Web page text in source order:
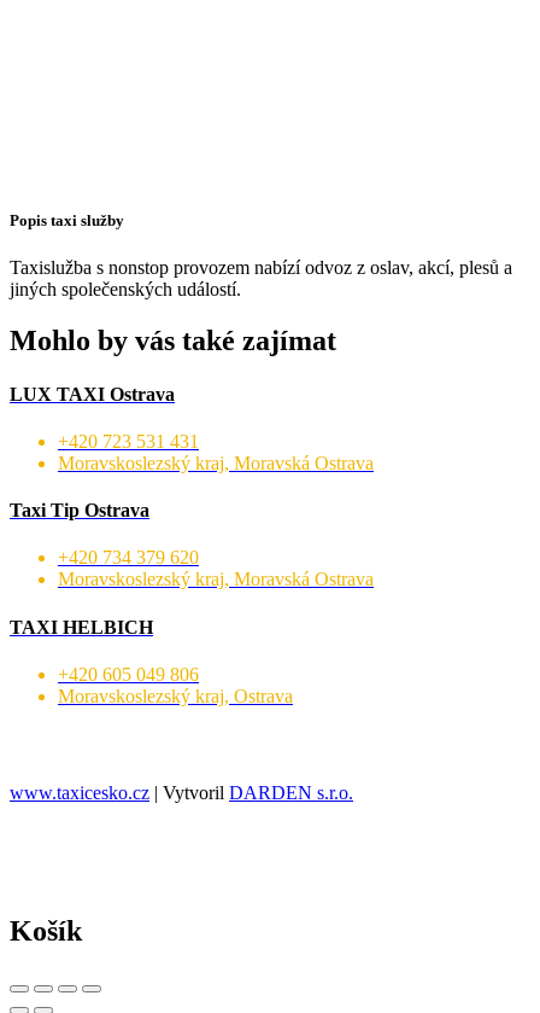
Popis taxi služby
Taxislužba s nonstop provozem nabízí odvoz z oslav, akcí, plesů a
jiných společenských událostí.
Mohlo by vás také zajímat
LUX TAXI Ostrava
+420 723 531 431
Moravskoslezský kraj, Moravská Ostrava
Taxi Tip Ostrava
+420 734 379 620
Moravskoslezský kraj, Moravská Ostrava
TAXI HELBICH
+420 605 049 806
Moravskoslezský kraj, Ostrava
www.taxicesko.cz | Vytvoril DARDEN s.r.o.
Košík